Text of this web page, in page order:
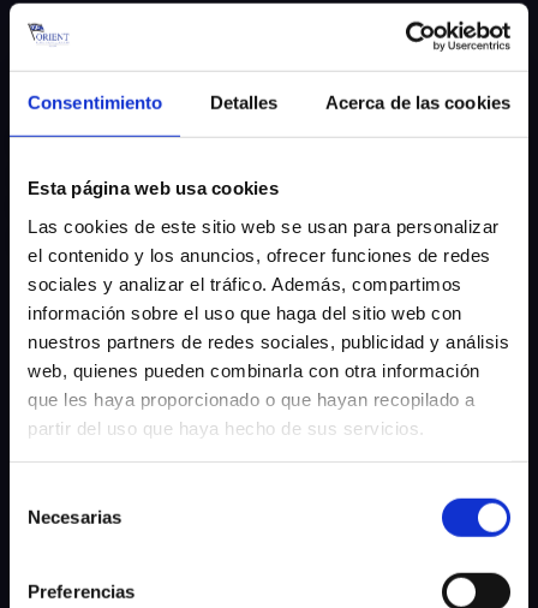
Consentimiento Detalles Acerca de las cookies
Esta página web usa cookies
Las cookies de este sitio web se usan para personalizar
el contenido y los anuncios, ofrecer funciones de redes
sociales y analizar el tráfico. Además, compartimos
información sobre el uso que haga del sitio web con
nuestros partners de redes sociales, publicidad y análisis
web, quienes pueden combinarla con otra información
que les haya proporcionado o que hayan recopilado a
partir del uso que haya hecho de sus servicios.
Necesarias
Preferencias
Únete a nosotros la
tripulación.
Desde 1974 realizamos envíos desde Hamburgo
a todo el mundo, con un equipo muy unido.
Únete a nosotros para dar forma a la próxima
etapa.
2 puestos vacantes · Ubicación: Hamburgo
Transitario (h/m/d)
Aprendiz de transitario y servicios logísticos (h/m/d)→